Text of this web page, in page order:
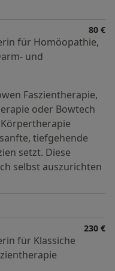
80 €
für Homöopathie,
und
Faszientherapie,
oder Bowtech
tiefgehende
setzt. Diese
selbst auszurichten
230 €
für Klassiche